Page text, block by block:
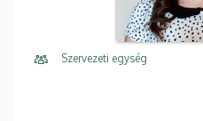
Szervezeti egység